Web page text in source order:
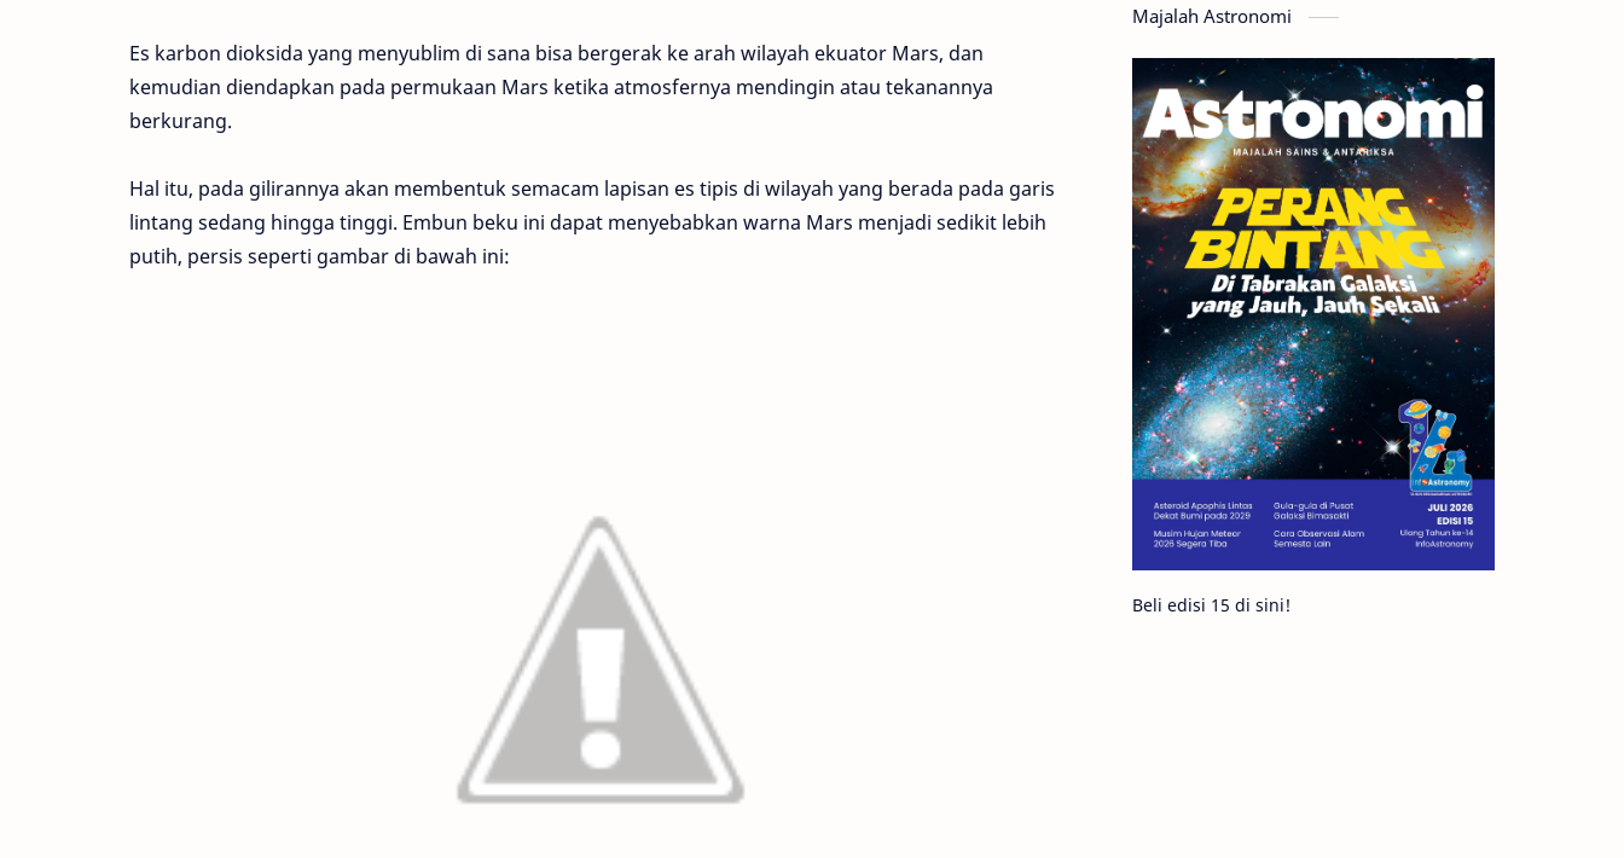
Es karbon dioksida yang menyublim di sana bisa bergerak ke arah wilayah ekuator Mars, dan
kemudian diendapkan pada permukaan Mars ketika atmosfernya mendingin atau tekanannya
berkurang.
Hal itu, pada gilirannya akan membentuk semacam lapisan es tipis di wilayah yang berada pada garis
lintang sedang hingga tinggi. Embun beku ini dapat menyebabkan warna Mars menjadi sedikit lebih
putih, persis seperti gambar di bawah ini:
Aurora Supernova
Nebula Sponsored
Matahari Featured
Mars Planet Katai
GMT 2016 History
Hoax Bima Sakti
Meteor Gerhana
Komet ISON Jupiter
Planet Kerdil Bumi
Pengetahuan Berita
Majalah Astronomi
Beli edisi 15 di sini!